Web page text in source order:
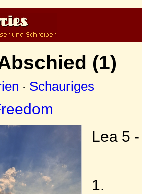
(1)
· Schauriges
Lea 5
1.